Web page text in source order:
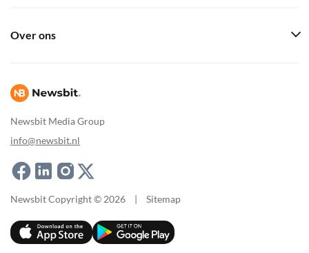
Newsbit Media Group
info@newsbit.nl
Over ons
Newsbit Copyright © 2026 | Sitemap